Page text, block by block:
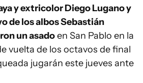
y extricolor Diego Lugano y
de los albos Sebastián
un asadoen San Pablo en la
vuelta de los octavos de final
jugarán este jueves ante